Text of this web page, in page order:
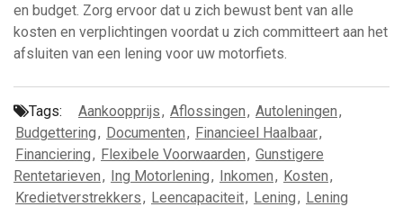
en budget. Zorg ervoor dat u zich bewust bent van alle
kosten en verplichtingen voordat u zich committeert aan het
afsluiten van een lening voor uw motorfiets.
Tags: Aankoopprijs, Aflossingen, Autoleningen,
Budgettering, Documenten, Financieel Haalbaar,
Financiering, Flexibele Voorwaarden, Gunstigere
Rentetarieven, Ing Motorlening, Inkomen, Kosten,
Kredietverstrekkers, Leencapaciteit, Lening, Lening